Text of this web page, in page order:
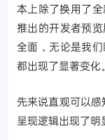
本上除了换用了
推出的开发者预
全面，无论是我
都出现了显著变化。
先来说直观可以
呈现逻辑出现了明